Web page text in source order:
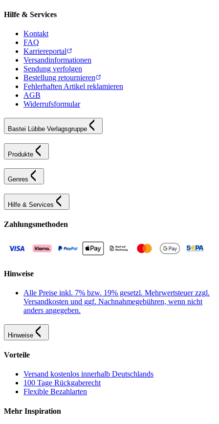
Hilfe & Services
Kontakt
FAQ
Karriereportal
Versandinformationen
Sendung verfolgen
Bestellung retournieren
Fehlerhaften Artikel reklamieren
AGB
Widerrufsformular
Bastei Lübbe Verlagsgruppe
Produkte
Genres
Hilfe & Services
Zahlungsmethoden
Hinweise
Alle Preise inkl. 7% bzw. 19% gesetzl. Mehrwertsteuer zzgl.
Versandkosten und ggf. Nachnahmegebühren, wenn nicht
anders angegeben.
Hinweise
Vorteile
Versand kostenlos innerhalb Deutschlands
100 Tage Rückgaberecht
Flexible Bezahlarten
Mehr Inspiration